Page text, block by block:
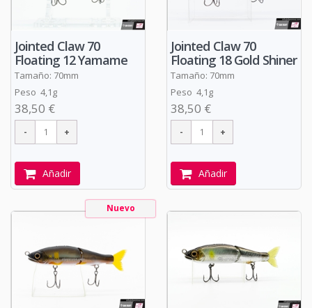
Jointed Claw 70
Floating 12 Yamame
Tamaño: 70mm
Peso 4,1g
38,50 €
Añadir
Jointed Claw 70
Floating 18 Gold Shiner
Tamaño: 70mm
Peso 4,1g
38,50 €
Añadir
Nuevo